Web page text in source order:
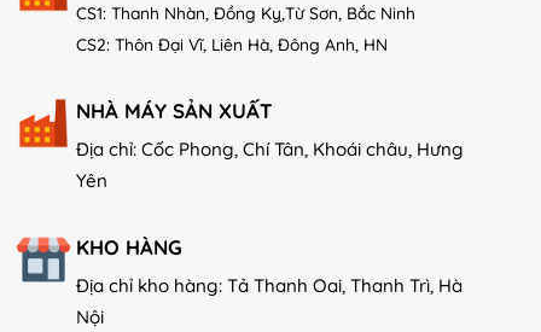
CS1: Thanh Nhàn, Đồng Kỵ,Từ Sơn, Bắc Ninh
CS2: Thôn Đại Vĩ, Liên Hà, Đông Anh, HN
NHÀ MÁY SẢN XUẤT
Địa chỉ: Cốc Phong, Chí Tân, Khoái châu, Hưng
Yên
KHO HÀNG
Địa chỉ kho hàng: Tả Thanh Oai, Thanh Trì, Hà
Nội